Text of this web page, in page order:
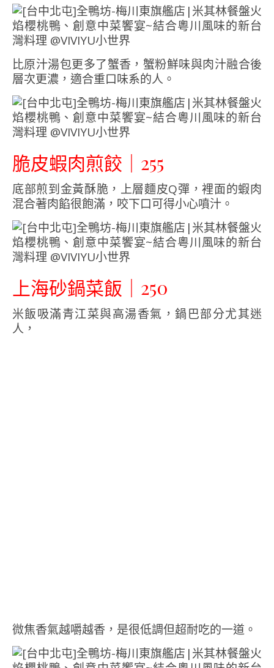
比原汁湯包更多了蟹香，蟹粉鮮味與肉汁融合後
層次更濃，適合重口味系的人。
脆皮蝦肉煎餃｜255
底部煎到金黃酥脆，上層麵皮Q彈，裡面的蝦肉
混合著肉餡很飽滿，咬下口可得小心噴汁。
上海砂鍋菜飯｜250
米飯吸滿青江菜與高湯香氣，鍋巴部分尤其迷
人，
微焦香氣越嚼越香，是很低調但超耐吃的一道。